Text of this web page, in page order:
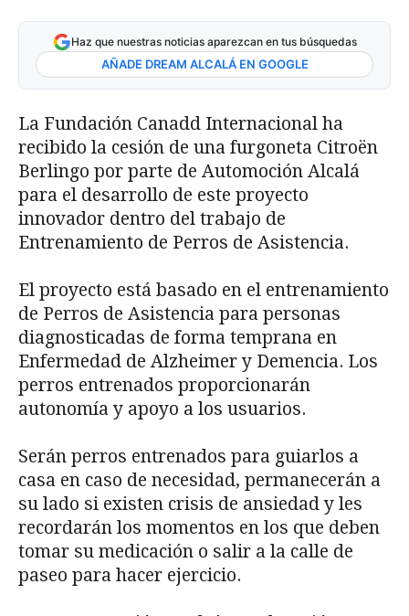
Haz que nuestras noticias aparezcan en tus búsquedas
AÑADE DREAM ALCALÁ EN GOOGLE
La Fundación Canadd Internacional ha
recibido la cesión de una furgoneta Citroën
Berlingo por parte de Automoción Alcalá
para el desarrollo de este proyecto
innovador dentro del trabajo de
Entrenamiento de Perros de Asistencia.
El proyecto está basado en el entrenamiento
de Perros de Asistencia para personas
diagnosticadas de forma temprana en
Enfermedad de Alzheimer y Demencia. Los
perros entrenados proporcionarán
autonomía y apoyo a los usuarios.
Serán perros entrenados para guiarlos a
casa en caso de necesidad, permanecerán a
su lado si existen crisis de ansiedad y les
recordarán los momentos en los que deben
tomar su medicación o salir a la calle de
paseo para hacer ejercicio.